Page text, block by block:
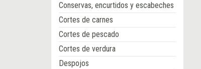
Conservas, encurtidos y escabeches
Cortes de carnes
Cortes de pescado
Cortes de verdura
Despojos